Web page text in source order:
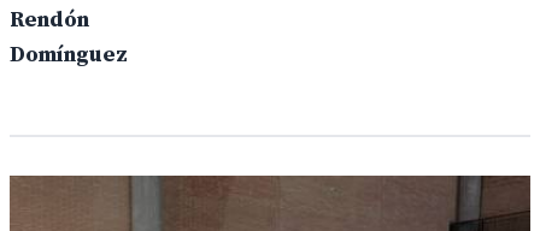
Rendón
Domínguez